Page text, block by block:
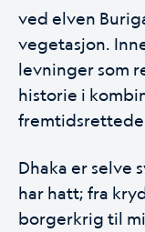
ved elven
vegetasjon.
levninger som
historie i
Dhaka er selve
har hatt; fra
borgerkrig til